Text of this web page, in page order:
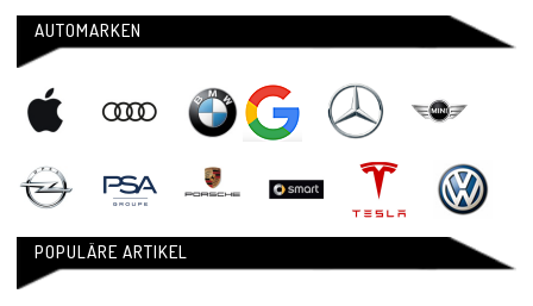
AUTOMARKEN
POPULÄRE ARTIKEL